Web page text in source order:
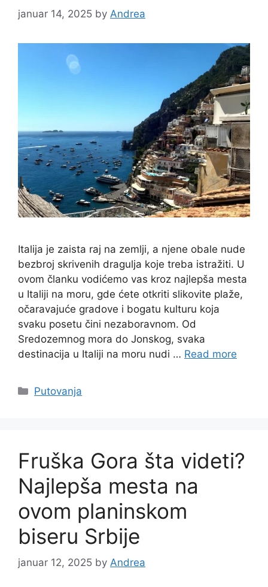
januar 14, 2025 by Andrea
Italija je zaista raj na zemlji, a njene obale nude
bezbroj skrivenih dragulja koje treba istražiti. U
ovom članku vodićemo vas kroz najlepša mesta
u Italiji na moru, gde ćete otkriti slikovite plaže,
očaravajuće gradove i bogatu kulturu koja
svaku posetu čini nezaboravnom. Od
Sredozemnog mora do Jonskog, svaka
destinacija u Italiji na moru nudi … Read more
Categories
Putovanja
Fruška Gora šta videti?
Najlepša mesta na
ovom planinskom
biseru Srbije
januar 12, 2025 by Andrea